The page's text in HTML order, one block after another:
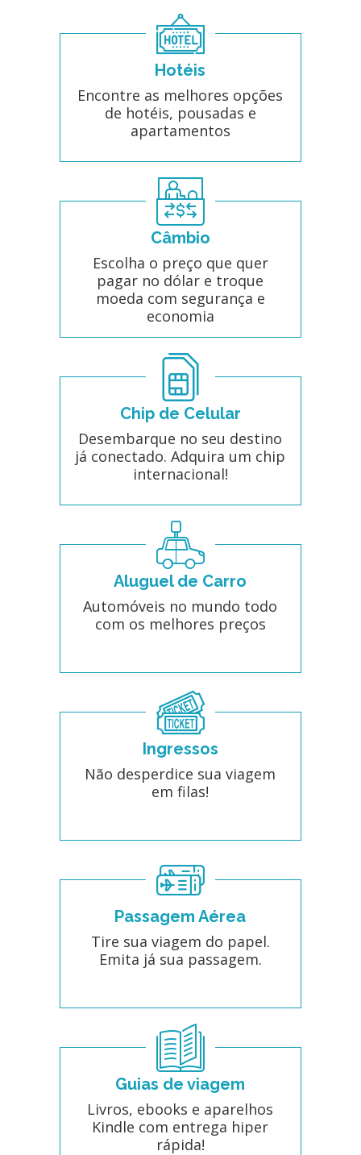
Hotéis
Encontre as melhores opções
de hotéis, pousadas e
apartamentos
Câmbio
Escolha o preço que quer
pagar no dólar e troque
moeda com segurança e
economia
Chip de Celular
Desembarque no seu destino
já conectado. Adquira um chip
internacional!
Aluguel de Carro
Automóveis no mundo todo
com os melhores preços
Ingressos
Não desperdice sua viagem
em filas!
Passagem Aérea
Tire sua viagem do papel.
Emita já sua passagem.
Guias de viagem
Livros, ebooks e aparelhos
Kindle com entrega hiper
rápida!